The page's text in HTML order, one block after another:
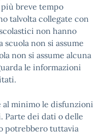
breve tempo
talvolta collegate con
non hanno
non si assume
non si assume alcuna
le informazioni
minimo le disfunzioni
dei dati o delle
potrebbero tuttavia